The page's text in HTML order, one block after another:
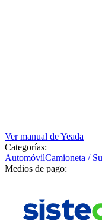
Ver manual deYeada
Categorías:
AutomóvilCamioneta /
Medios de pago: